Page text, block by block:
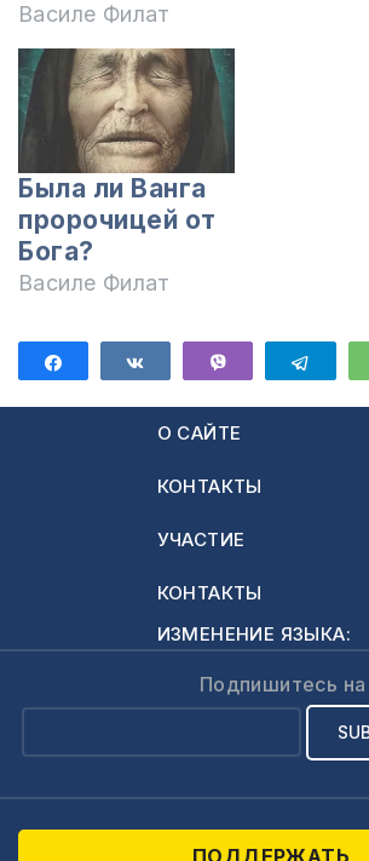
Василе Филат
Была ли Ванга
пророчицей от
Бога?
Василе Филат
ПоделитьсяПоделиться
О САЙТЕ
КОНТАКТЫ
УЧАСТИЕ
КОНТАКТЫ
ИЗМЕНЕНИЕ ЯЗЫКА:
Подпишитесь
ПОДДЕРЖАТЬ